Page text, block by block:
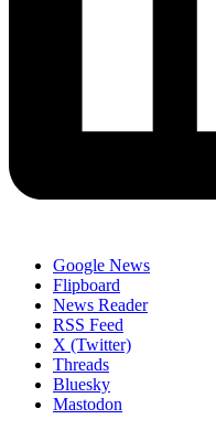
Google News
Flipboard
News Reader
RSS Feed
X (Twitter)
Threads
Bluesky
Mastodon